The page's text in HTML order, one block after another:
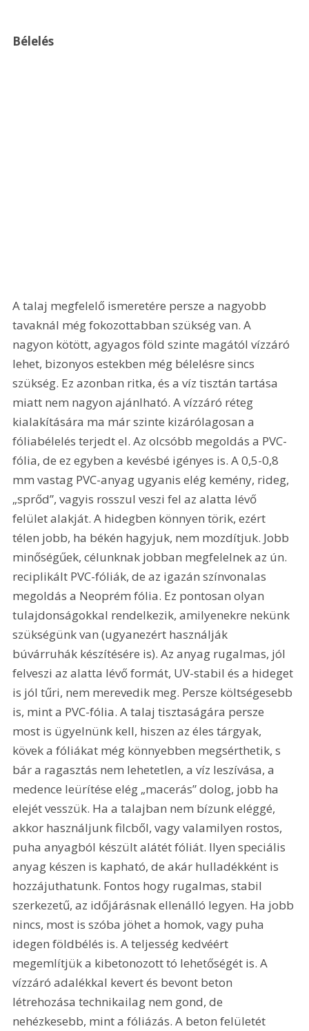
Bélelés
A talaj megfelelő ismeretére persze a nagyobb
tavaknál még fokozottabban szükség van. A
nagyon kötött, agyagos föld szinte magától vízzáró
lehet, bizonyos estekben még bélelésre sincs
szükség. Ez azonban ritka, és a víz tisztán tartása
miatt nem nagyon ajánlható. A vízzáró réteg
kialakítására ma már szinte kizárólagosan a
fóliabélelés terjedt el. Az olcsóbb megoldás a PVC-
fólia, de ez egyben a kevésbé igényes is. A 0,5-0,8
mm vastag PVC-anyag ugyanis elég kemény, rideg,
„sprőd”, vagyis rosszul veszi fel az alatta lévő
felület alakját. A hidegben könnyen törik, ezért
télen jobb, ha békén hagyjuk, nem mozdítjuk. Jobb
minőségűek, célunknak jobban megfelelnek az ún.
reciplikált PVC-fóliák, de az igazán színvonalas
megoldás a Neoprém fólia. Ez pontosan olyan
tulajdonságokkal rendelkezik, amilyenekre nekünk
szükségünk van (ugyanezért használják
búvárruhák készítésére is). Az anyag rugalmas, jól
felveszi az alatta lévő formát, UV-stabil és a hideget
is jól tűri, nem merevedik meg. Persze költségesebb
is, mint a PVC-fólia. A talaj tisztaságára persze
most is ügyelnünk kell, hiszen az éles tárgyak,
kövek a fóliákat még könnyebben megsérthetik, s
bár a ragasztás nem lehetetlen, a víz leszívása, a
medence leürítése elég „macerás” dolog, jobb ha
elejét vesszük. Ha a talajban nem bízunk eléggé,
akkor használjunk filcből, vagy valamilyen rostos,
puha anyagból készült alátét fóliát. Ilyen speciális
anyag készen is kapható, de akár hulladékként is
hozzájuthatunk. Fontos hogy rugalmas, stabil
szerkezetű, az időjárásnak ellenálló legyen. Ha jobb
nincs, most is szóba jöhet a homok, vagy puha
idegen földbélés is. A teljesség kedvéért
megemlítjük a kibetonozott tó lehetőségét is. A
vízzáró adalékkal kevert és bevont beton
létrehozása technikailag nem gond, de
nehézkesebb, mint a fóliázás. A beton felületét